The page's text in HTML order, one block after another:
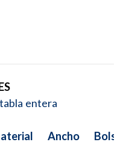
entera
Ancho